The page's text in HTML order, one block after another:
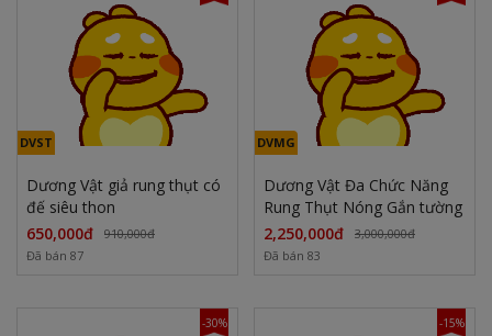
DVST
Dương Vật giả rung thụt có
đế siêu thon
650,000đ
910,000đ
Đã bán 87
DVMG
Dương Vật Đa Chức Năng
Rung Thụt Nóng Gắn tường
2,250,000đ
3,000,000đ
Đã bán 83
-30% -15%